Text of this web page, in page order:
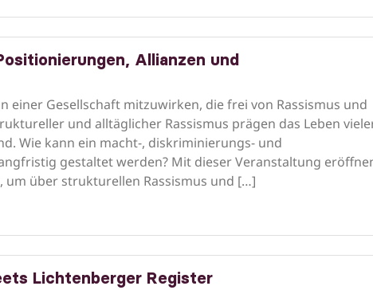
Allianzen und
einer Gesellschaft mitzuwirken, die frei von Rassismus und
und alltäglicher Rassismus prägen das Leben
Wie kann ein macht-, diskriminierungs- und
gestaltet werden? Mit dieser Veranstaltung
um über strukturellen Rassismus und […]
Lichtenberger Register